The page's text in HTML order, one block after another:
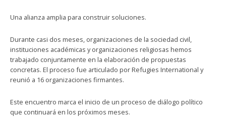
Una alianza amplia para construir soluciones.
Durante casi dos meses, organizaciones de la sociedad civil,
instituciones académicas y organizaciones religiosas hemos
trabajado conjuntamente en la elaboración de propuestas
concretas. El proceso fue articulado por Refugies International y
reunió a 16 organizaciones firmantes.
Este encuentro marca el inicio de un proceso de diálogo político
que continuará en los próximos meses.